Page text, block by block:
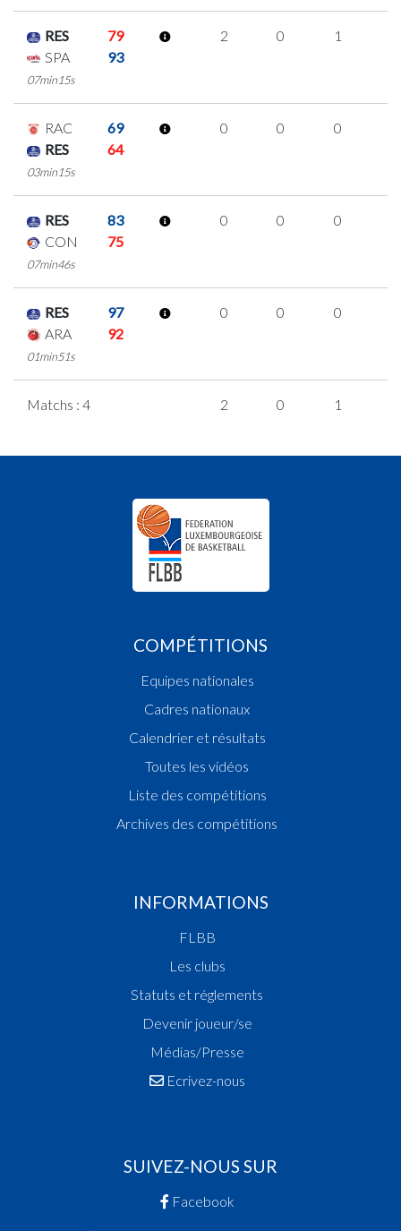
RES
79
SPA
93
07min15s
2 0 1
RAC
69
RES
64
03min15s
0 0 0
RES
83
CON
75
07min46s
0 0 0
RES
97
ARA
92
01min51s
0 0 0
Matchs : 4 2 0 1
COMPÉTITIONS
Equipes nationales
Cadres nationaux
Calendrier et résultats
Toutes les vidéos
Liste des compétitions
Archives des compétitions
INFORMATIONS
FLBB
Les clubs
Statuts et réglements
Devenir joueur/se
Médias/Presse
Ecrivez-nous
SUIVEZ-NOUS SUR
Facebook